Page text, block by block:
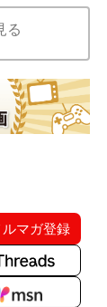
る
ルマガ登録